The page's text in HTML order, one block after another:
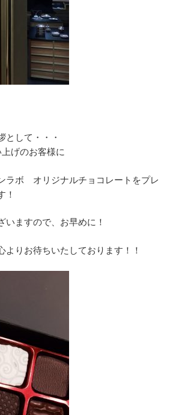
として・・・
げのお客様に
ラボ オリジナルチョコレートをプレ
！
いますので、お早めに！
よりお待ちいたしております！！